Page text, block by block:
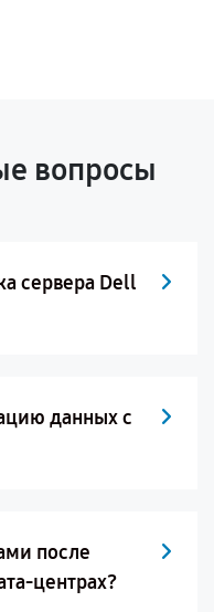
вопросы
сервера Dell
данных с
после
центрах?